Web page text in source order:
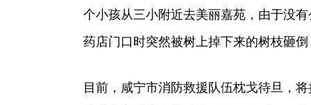
个小孩从三小附近去美丽嘉苑，由于没
药店门口时突然被树上掉下来的树枝砸
目前，咸宁市消防救援队伍枕戈待旦，